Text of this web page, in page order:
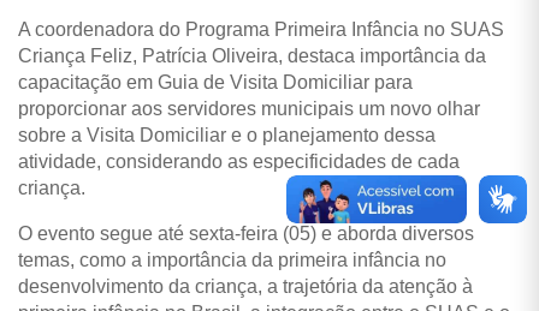
A coordenadora do Programa Primeira Infância no SUAS
Criança Feliz, Patrícia Oliveira, destaca importância da
capacitação em Guia de Visita Domiciliar para
proporcionar aos servidores municipais um novo olhar
sobre a Visita Domiciliar e o planejamento dessa
atividade, considerando as especificidades de cada
criança.
O evento segue até sexta-feira (05) e aborda diversos
temas, como a importância da primeira infância no
desenvolvimento da criança, a trajetória da atenção à